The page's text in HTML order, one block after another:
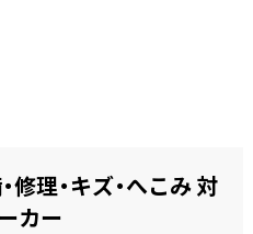
修理・キズ・へこみ 対
カー